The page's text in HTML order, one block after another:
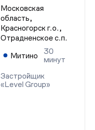
Московская
область,
Красногорск г.о.,
Отрадненское с.п.
Митино
30
минут
Застройщик
«Level Group»